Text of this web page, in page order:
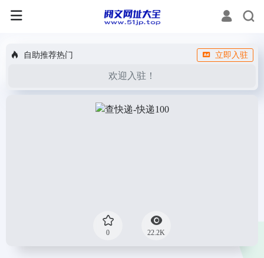
自助推荐热门 立即入驻
欢迎入驻！
0 22.2K